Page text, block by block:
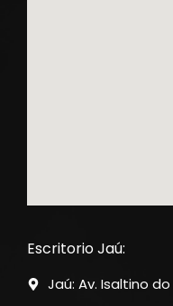
Escritorio Jaú:
Jaú: Av. Isaltino